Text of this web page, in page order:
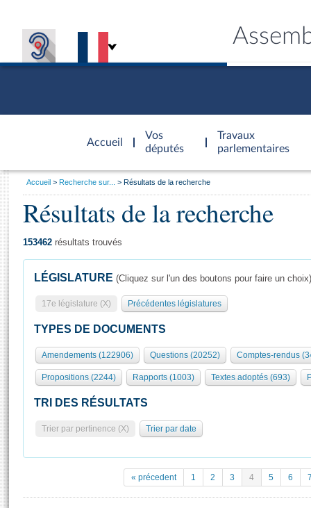
Accueil
d'accueil
Vos
députés
Travaux
parlementaires
Présidence
577 députés
Groupes politiques
Séance publique
Commissions et autres organes
Europe et International
Pétitions
Général
Rôle et pouvoirs de l'Assemblée
Organisation de l'Assemblée
Présidence Conférence des Présidents Bureau Collège des
Statistiques et chiffres clés
Documents de référence
( Constitution | Règlement de l'Assemblée ... )
Visiter l'Assemblée
Visite virtuelle du palais Bourbon
Assister à une séance
Vous
Accueil Recherche sur... Résultats de la recherche
Résultats de la recherche
153462 résultats trouvés
LÉGISLATURE (Cliquez sur l'un des boutons pour faire un choix)
17e législature (X) Précédentes législatures
TYPES DE DOCUMENTS
Amendements (122906) Questions (20252) Comptes-rendus
Propositions (2244) Rapports (1003) Textes adoptés (693)
TRI DES RÉSULTATS
Trier par pertinence (X) Trier par date
« précedent 1 2 3 4 5 6